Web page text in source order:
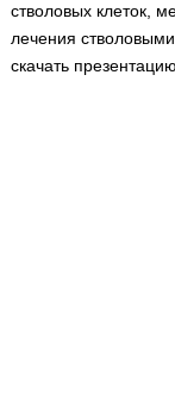
Нормы
исследований
стволовых клеток,
лечения
скачать